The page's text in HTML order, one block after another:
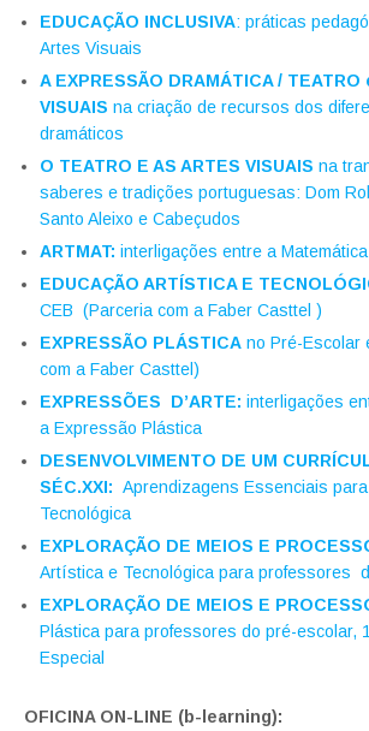
EDUCAÇÃO INCLUSIVA: práticas
Artes Visuais
A EXPRESSÃO DRAMÁTICA / TEATRO
VISUAIS na criação de recursos dos
dramáticos
O TEATRO E AS ARTES VISUAIS na
saberes e tradições portuguesas: Dom
Santo Aleixo e Cabeçudos
ARTMAT: interligações entre a
EDUCAÇÃO ARTÍSTICA E
CEB (Parceria com a Faber Casttel )
EXPRESSÃO PLÁSTICA no Pré-Escolar
com a Faber Casttel)
EXPRESSÕES D’ARTE: interligações
a Expressão Plástica
DESENVOLVIMENTO DE UM
SÉC.XXI: Aprendizagens Essenciais
Tecnológica
EXPLORAÇÃO DE MEIOS E
Artística e Tecnológica para professores
EXPLORAÇÃO DE MEIOS E
Plástica para professores do pré-escolar,
Especial
OFICINA ON-LINE (b-learning):